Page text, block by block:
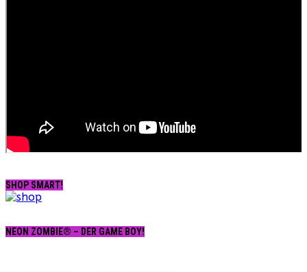
SHOP SMART!
NEON ZOMBIE® – DER GAME BOY!